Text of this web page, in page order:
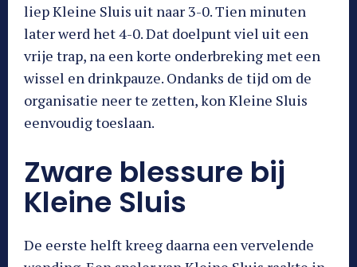
liep Kleine Sluis uit naar 3-0. Tien minuten
later werd het 4-0. Dat doelpunt viel uit een
vrije trap, na een korte onderbreking met een
wissel en drinkpauze. Ondanks de tijd om de
organisatie neer te zetten, kon Kleine Sluis
eenvoudig toeslaan.
Zware blessure bij
Kleine Sluis
De eerste helft kreeg daarna een vervelende